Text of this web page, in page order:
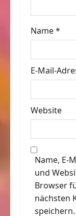
i
o
n
Name*
E-Mail-
Website
Name, E-
und
Browser
nächsten
speichern.